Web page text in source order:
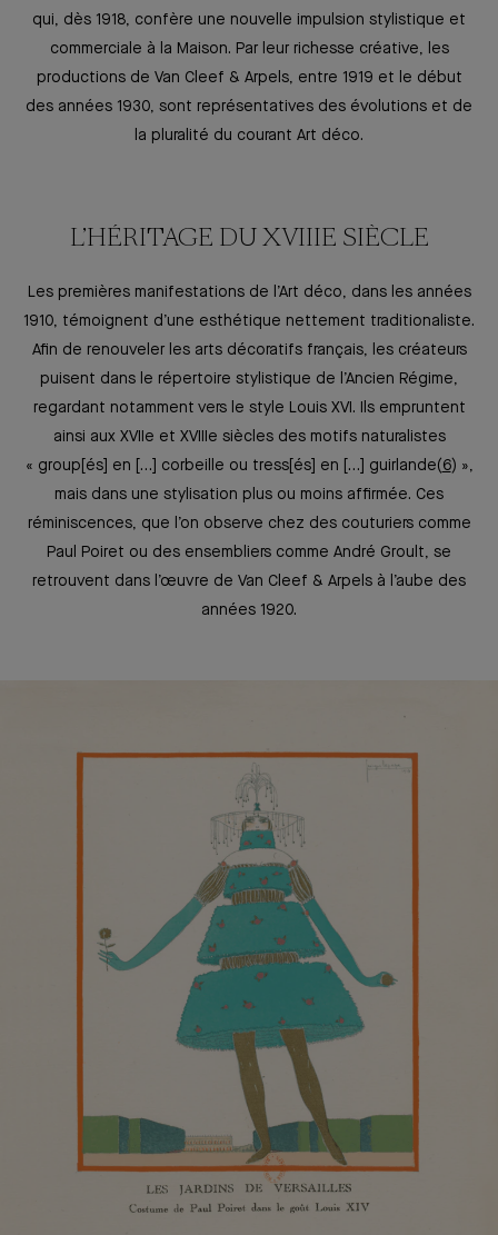
qui, dès 1918, confère une nouvelle impulsion stylistique et
commerciale à la Maison. Par leur richesse créative, les
productions de Van Cleef & Arpels, entre 1919 et le début
des années 1930, sont représentatives des évolutions et de
la pluralité du courant Art déco.
L’HÉRITAGE DU XVIIIE SIÈCLE
Les premières manifestations de l’Art déco, dans les années
1910, témoignent d’une esthétique nettement traditionaliste.
Afin de renouveler les arts décoratifs français, les créateurs
puisent dans le répertoire stylistique de l’Ancien Régime,
regardant notamment vers le style Louis XVI. Ils empruntent
ainsi aux XVIIe et XVIIIe siècles des motifs naturalistes
« group[és] en […] corbeille ou tress[és] en […] guirlande 6
»,
mais dans une stylisation plus ou moins affirmée. Ces
réminiscences, que l’on observe chez des couturiers comme
Paul Poiret ou des ensembliers comme André Groult, se
retrouvent dans l’œuvre de Van Cleef & Arpels à l’aube des
années 1920.